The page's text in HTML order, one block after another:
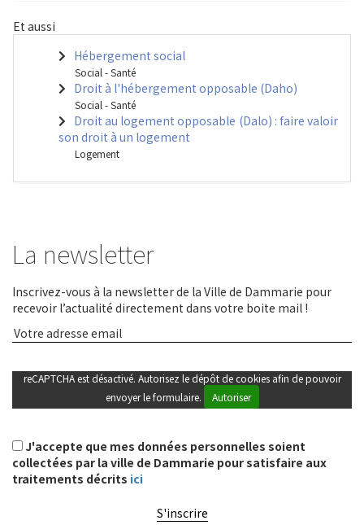
Et aussi
Hébergement social
Social - Santé
Droit à l'hébergement opposable (Daho)
Social - Santé
Droit au logement opposable (Dalo) : faire valoir
son droit à un logement
Logement
La newsletter
Inscrivez-vous à la newsletter de la Ville de Dammarie pour
recevoir l’actualité directement dans votre boite mail !
reCAPTCHA est désactivé. Autorisez le dépôt de cookies afin de pouvoir
envoyer le formulaire.
Autoriser
J'accepte que mes données personnelles soient
collectées par la ville de Dammarie pour satisfaire aux
traitements décrits ici
S'inscrire